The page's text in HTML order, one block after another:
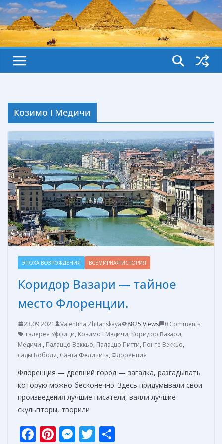
Козимо I Медичи
ЭПОХА ВОЗРОЖДЕНИЯ ВСЕМИРНАЯ ИСТОРИЯ
Коридор Вазари — тайное
место Флоренции.
23.09.2021 Valentina Zhitanskaya 8825 Views
0 Comments
галерея Уффици, Козимо I Медичи, Коридор Вазари,
Медичи., Палаццо Веккьо, Палаццо Питти, Понте Веккьо,
сады Боболи, Санта Феличита, Флоренция
Флоренция — древний город — загадка, разгадывать
которую можно бесконечно. Здесь придумывали свои
произведения лучшие писатели, ваяли лучшие
скульпторы, творили
F Pi M T